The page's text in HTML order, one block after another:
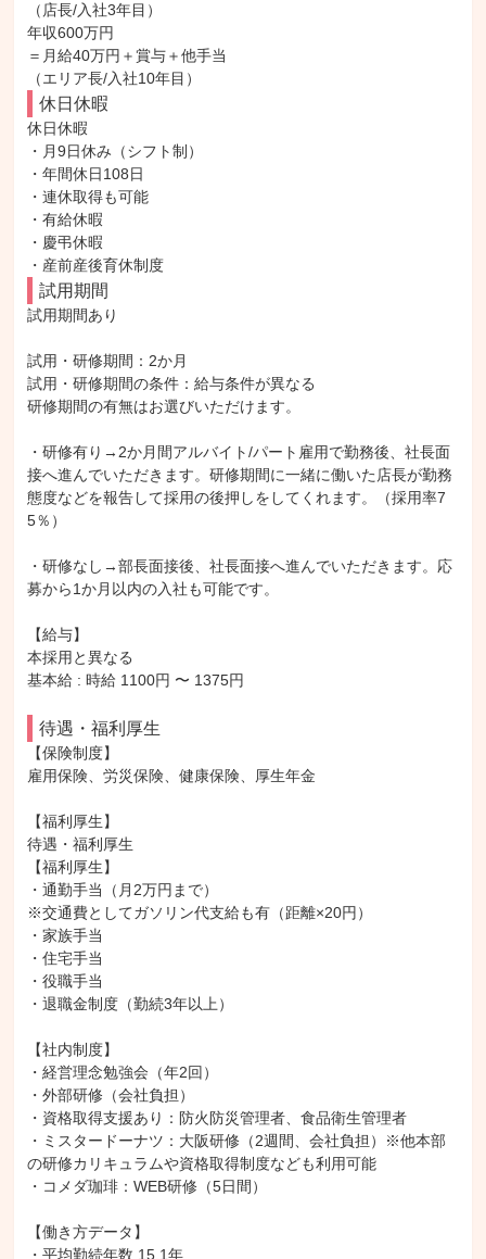
（店長/入社3年目）
年収600万円
＝月給40万円＋賞与＋他手当
（エリア長/入社10年目）
休日休暇
休日休暇
・月9日休み（シフト制）
・年間休日108日
・連休取得も可能
・有給休暇
・慶弔休暇
・産前産後育休制度
試用期間
試用期間あり
試用・研修期間：2か月
試用・研修期間の条件：給与条件が異なる
研修期間の有無はお選びいただけます。
・研修有り→2か月間アルバイト/パート雇用で勤務後、社長面
接へ進んでいただきます。研修期間に一緒に働いた店長が勤務
態度などを報告して採用の後押しをしてくれます。（採用率7
5％）
・研修なし→部長面接後、社長面接へ進んでいただきます。応
募から1か月以内の入社も可能です。
【給与】
本採用と異なる
基本給 : 時給 1100円 〜 1375円
待遇・福利厚生
【保険制度】
雇用保険、労災保険、健康保険、厚生年金
【福利厚生】
待遇・福利厚生
【福利厚生】
・通勤手当（月2万円まで）
※交通費としてガソリン代支給も有（距離×20円）
・家族手当
・住宅手当
・役職手当
・退職金制度（勤続3年以上）
【社内制度】
・経営理念勉強会（年2回）
・外部研修（会社負担）
・資格取得支援あり：防火防災管理者、食品衛生管理者
・ミスタードーナツ：大阪研修（2週間、会社負担）※他本部
の研修カリキュラムや資格取得制度なども利用可能
・コメダ珈琲：WEB研修（5日間）
【働き方データ】
・平均勤続年数 15.1年